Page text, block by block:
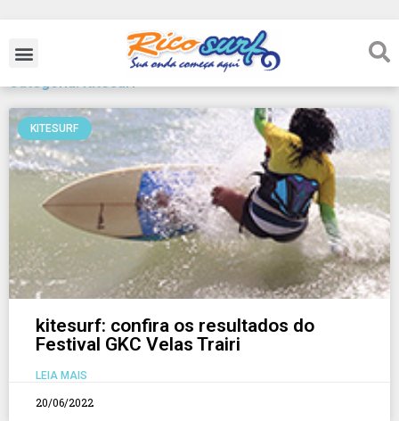
Categoria: Kitesurf
KITESURF
kitesurf: confira os resultados do
Festival GKC Velas Trairi
LEIA MAIS
20/06/2022